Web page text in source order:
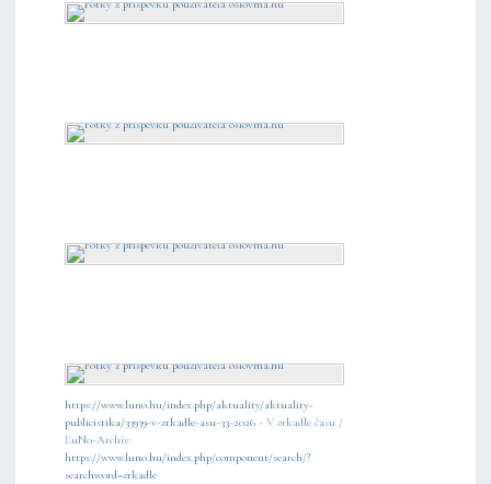
https://www.luno.hu/index.php/aktuality/aktuality-
publicistika/33939-v-zrkadle-asu-33-2026 - V zrkadle času /
ĽuNo-Archív:
https://www.luno.hu/index.php/component/search/?
searchword=zrkadle